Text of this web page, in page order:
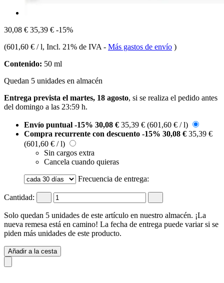
30,08 € 35,39 € -15%
(601,60 € / l, Incl. 21% de IVA - Más gastos de envío )
Contenido: 50 ml
Quedan 5 unidades en almacén
Entrega prevista el martes, 18 agosto, si se realiza el pedido antes
del domingo a las 23:59 h.
Envío puntual -15% 30,08 € 35,39 € (601,60 € / l)
Compra recurrente con descuento -15% 30,08 € 35,39 €
(601,60 € / l)
Sin cargos extra
Cancela cuando quieras
Frecuencia de entrega:
Cantidad:
Solo quedan 5 unidades de este artículo en nuestro almacén. ¡La
nueva remesa está en camino! La fecha de entrega puede variar si se
piden más unidades de este producto.
Añadir a la cesta